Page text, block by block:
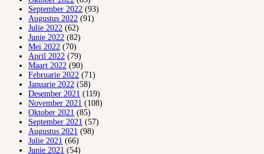
September 2022 (93)
Augustus 2022 (91)
Julie 2022 (62)
Junie 2022 (82)
Mei 2022 (70)
April 2022 (79)
Maart 2022 (90)
Februarie 2022 (71)
Januarie 2022 (58)
Desember 2021 (119)
November 2021 (108)
Oktober 2021 (85)
September 2021 (57)
Augustus 2021 (98)
Julie 2021 (66)
Junie 2021 (54)